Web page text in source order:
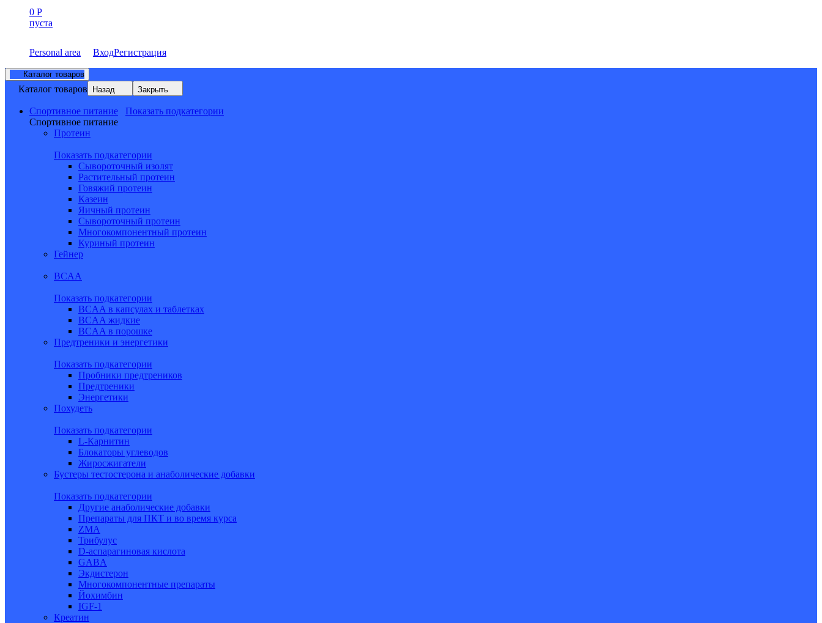
0 Р
пуста
Personal area ВходРегистрация
Каталог товаров
Каталог товаров Назад Закрыть
Спортивное питание
Показать подкатегории
Спортивное питание
Протеин
Показать подкатегории
Сывороточный изолят
Растительный протеин
Говяжий протеин
Казеин
Яичный протеин
Сывороточный протеин
Многокомпонентный протеин
Куриный протеин
Гейнер
BCAA
Показать подкатегории
BCAA в капсулах и таблетках
BCAA жидкие
BCAA в порошке
Предтреники и энергетики
Показать подкатегории
Пробники предтреников
Предтреники
Энергетики
Похудеть
Показать подкатегории
L-Карнитин
Блокаторы углеводов
Жиросжигатели
Бустеры тестостерона и анаболические добавки
Показать подкатегории
Другие анаболические добавки
Препараты для ПКТ и во время курса
ZMA
Трибулус
D-аспарагиновая кислота
GABA
Экдистерон
Многокомпонентные препараты
Йохимбин
IGF-1
Креатин